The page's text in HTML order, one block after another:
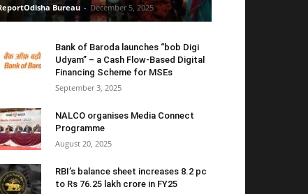
Bureau - December 5, 2025
Bank of Baroda launches “bob Digi
Udyam” – a Cash Flow-Based Digital
Financing Scheme for MSEs
September 3, 2025
NALCO organises Media Connect
Programme
August 20, 2025
RBI’s balance sheet increases 8.2 pc
to Rs 76.25 lakh crore in FY25